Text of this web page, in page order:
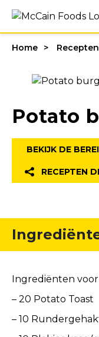
Home Recepten
Potato
BEKIJK DE
RECEPTEN
Ingrediënten
– 20 Potato Toast
– 10